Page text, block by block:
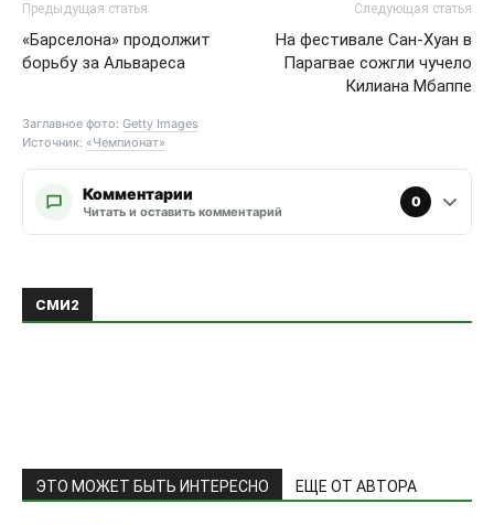
Предыдущая статья
«Барселона» продолжит
борьбу за Альвареса
Следующая статья
На фестивале Сан-Хуан в
Парагвае сожгли чучело
Килиана Мбаппе
Заглавное фото: Getty Images
Источник: «Чемпионат»
Комментарии
Читать и оставить комментарий
0
Футбол • Россия
проблему махачкалинского
«Динамо» в матче с московским